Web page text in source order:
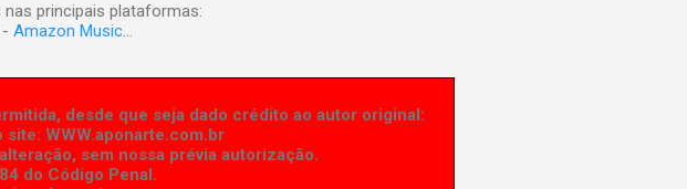
principais plataformas:
Amazon Music...
desde que seja dado crédito ao autor original:
site:WWW.aponarte.com.br
sem nossa prévia autorização.
do Código Penal.